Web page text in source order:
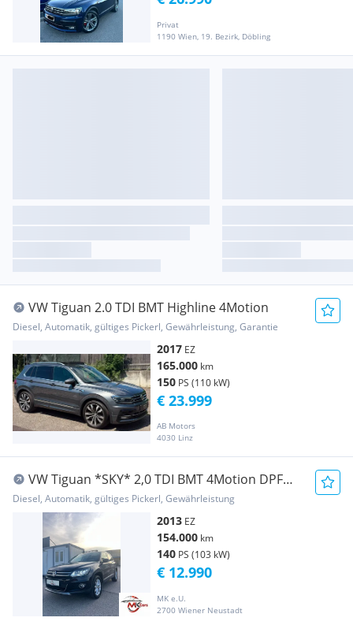
Privat
1190 Wien, 19. Bezirk, Döbling
VW Tiguan 2.0 TDI BMT Highline 4Motion
Diesel, Automatik, gültiges Pickerl, Gewährleistung, Garantie
2017 EZ
165.000 km
150 PS (110 kW)
AB Motors
4030 Linz
€ 23.999
VW Tiguan *SKY* 2,0 TDI BMT 4Motion DPF
DSG
Diesel, Automatik, gültiges Pickerl, Gewährleistung
2013 EZ
154.000 km
140 PS (103 kW)
MK e.U.
2700 Wiener Neustadt
€ 12.990